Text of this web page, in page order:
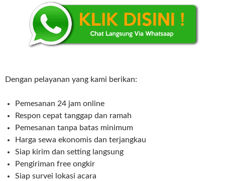
Dengan pelayanan yang kami berikan:
Pemesanan 24 jam online
Respon cepat tanggap dan ramah
Pemesanan tanpa batas minimum
Harga sewa ekonomis dan terjangkau
Siap kirim dan setting langsung
Pengiriman free ongkir
Siap survei lokasi acara